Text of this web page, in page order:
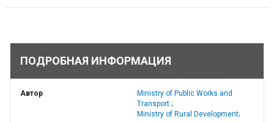
ПОДРОБНАЯ ИНФОРМАЦИЯ
Автор
Ministry of Public Works and
Transport ;
Ministry of Rural Development;